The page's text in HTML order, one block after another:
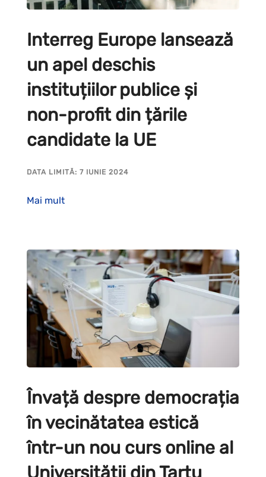
Interreg Europe lansează
un apel deschis
instituțiilor publice și
non-profit din țările
candidate la UE
DATA LIMITĂ: 7 IUNIE 2024
Mai mult
Învață despre democrația
în vecinătatea estică
într-un nou curs online al